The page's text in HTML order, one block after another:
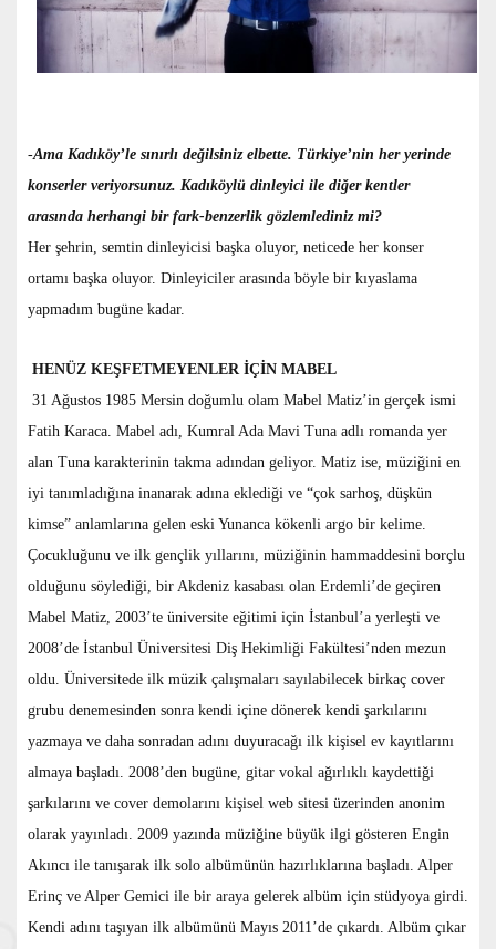
-Ama Kadıköy’le sınırlı değilsiniz elbette. Türkiye’nin her yerinde
konserler veriyorsunuz. Kadıköylü dinleyici ile diğer kentler
arasında herhangi bir fark-benzerlik gözlemlediniz mi?
Her şehrin, semtin dinleyicisi başka oluyor, neticede her konser
ortamı başka oluyor. Dinleyiciler arasında böyle bir kıyaslama
yapmadım bugüne kadar.
HENÜZ KEŞFETMEYENLER İÇİN MABEL
31 Ağustos 1985 Mersin doğumlu olam Mabel Matiz’in gerçek ismi
Fatih Karaca. Mabel adı, Kumral Ada Mavi Tuna adlı romanda yer
alan Tuna karakterinin takma adından geliyor. Matiz ise, müziğini en
iyi tanımladığına inanarak adına eklediği ve “çok sarhoş, düşkün
kimse” anlamlarına gelen eski Yunanca kökenli argo bir kelime.
Çocukluğunu ve ilk gençlik yıllarını, müziğinin hammaddesini borçlu
olduğunu söylediği, bir Akdeniz kasabası olan Erdemli’de geçiren
Mabel Matiz, 2003’te üniversite eğitimi için İstanbul’a yerleşti ve
2008’de İstanbul Üniversitesi Diş Hekimliği Fakültesi’nden mezun
oldu. Üniversitede ilk müzik çalışmaları sayılabilecek birkaç cover
grubu denemesinden sonra kendi içine dönerek kendi şarkılarını
yazmaya ve daha sonradan adını duyuracağı ilk kişisel ev kayıtlarını
almaya başladı. 2008’den bugüne, gitar vokal ağırlıklı kaydettiği
şarkılarını ve cover demolarını kişisel web sitesi üzerinden anonim
olarak yayınladı. 2009 yazında müziğine büyük ilgi gösteren Engin
Akıncı ile tanışarak ilk solo albümünün hazırlıklarına başladı. Alper
Erinç ve Alper Gemici ile bir araya gelerek albüm için stüdyoya girdi.
Kendi adını taşıyan ilk albümünü Mayıs 2011’de çıkardı. Albüm çıkar